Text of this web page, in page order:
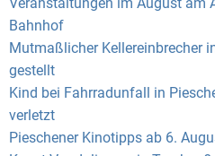
Bahnhof
Mutmaßlicher Kellereinbrecher
gestellt
Kind bei Fahrradunfall in
verletzt
Pieschener Kinotipps ab 6.